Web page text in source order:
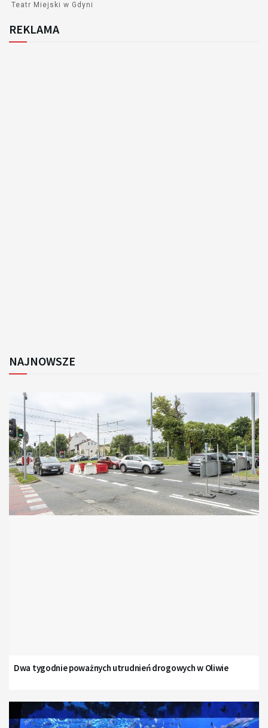
Teatr Miejski w Gdyni
REKLAMA
NAJNOWSZE
Dwa tygodnie poważnych utrudnień drogowych w Oliwie